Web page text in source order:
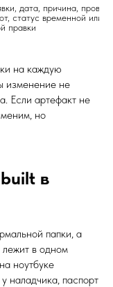
дата, причина,
статус временной или
правки
на каждую
изменение не
Если артефакт не
но
в
папки, а
лежит в одном
ноутбуке
наладчика, паспорт